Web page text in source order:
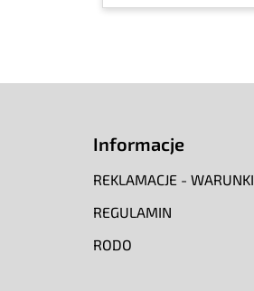
Informacje
REKLAMACJE - WARUNKI
REGULAMIN
RODO